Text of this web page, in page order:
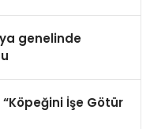
genelinde
İşe Götür